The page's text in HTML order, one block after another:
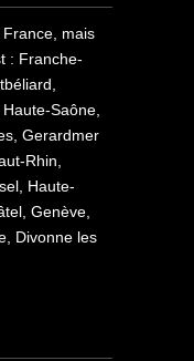
mais
: Franche-
Saône,
Gerardmer
Rhin,
Haute-
Genève,
Divonne les